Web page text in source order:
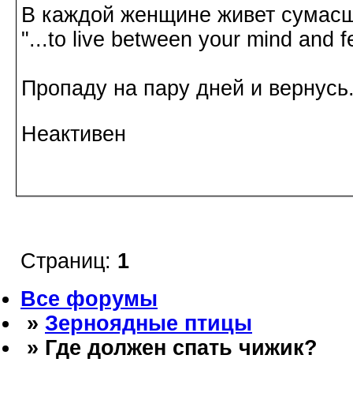
В каждой женщине живет
"...to live between your mind and
Пропаду на пару дней и
Неактивен
Страниц: 1
Все форумы
» Зерноядные птицы
» Где должен спать чижик?